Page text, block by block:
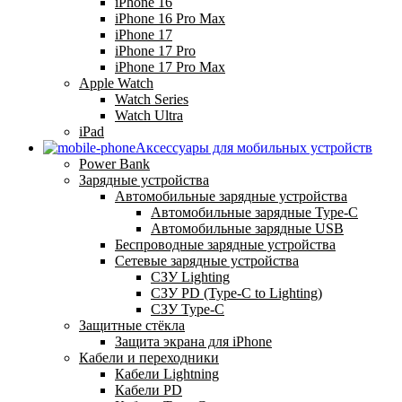
iPhone 16 Pro Max
iPhone 17
iPhone 17 Pro
iPhone 17 Pro Max
Apple Watch
Watch Series
Watch Ultra
iPad
Аксессуары для мобильных устройств
Power Bank
Зарядные устройства
Автомобильные зарядные устройства
Автомобильные зарядные Type-C
Автомобильные зарядные USB
Беспроводные зарядные устройства
Сетевые зарядные устройства
СЗУ Lighting
СЗУ PD (Type-C to Lighting)
СЗУ Type-C
Защитные стёкла
Защита экрана для iPhone
Кабели и переходники
Кабели Lightning
Кабели PD